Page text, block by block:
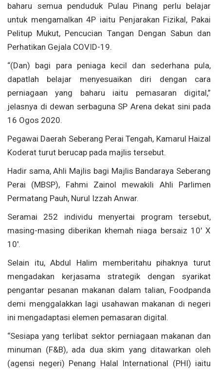
baharu semua penduduk Pulau Pinang perlu belajar
untuk mengamalkan 4P iaitu Penjarakan Fizikal, Pakai
Pelitup Mukut, Pencucian Tangan Dengan Sabun dan
Perhatikan Gejala COVID-19.
“(Dan) bagi para peniaga kecil dan sederhana pula,
dapatlah belajar menyesuaikan diri dengan cara
perniagaan yang baharu iaitu pemasaran digital,”
jelasnya di dewan serbaguna SP Arena dekat sini pada
16 Ogos 2020.
Pegawai Daerah Seberang Perai Tengah, Kamarul Haizal
Koderat turut berucap pada majlis tersebut.
Hadir sama, Ahli Majlis bagi Majlis Bandaraya Seberang
Perai (MBSP), Fahmi Zainol mewakili Ahli Parlimen
Permatang Pauh, Nurul Izzah Anwar.
Seramai 252 individu menyertai program tersebut,
masing-masing diberikan khemah niaga bersaiz 10′ X
10′.
Selain itu, Abdul Halim memberitahu pihaknya turut
mengadakan kerjasama strategik dengan syarikat
pengantar pesanan makanan dalam talian, Foodpanda
demi menggalakkan lagi usahawan makanan di negeri
ini mengadaptasi elemen pemasaran digital.
“Sesiapa yang terlibat sektor perniagaan makanan dan
minuman (F&B), ada dua skim yang ditawarkan oleh
(agensi negeri) Penang Halal International (PHI) iaitu